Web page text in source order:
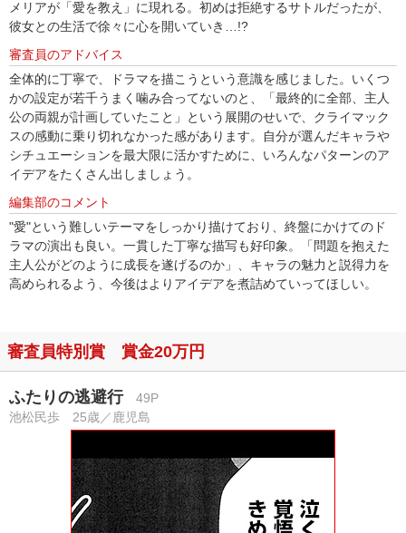
メリアが「愛を教え」に現れる。初めは拒絶するサトルだったが、
彼女との生活で徐々に心を開いていき…!?
審査員のアドバイス
全体的に丁寧で、ドラマを描こうという意識を感じました。いくつ
かの設定が若千うまく噛み合ってないのと、「最終的に全部、主人
公の両親が計画していたこと」という展開のせいで、クライマック
スの感動に乗り切れなかった感があります。自分が選んだキャラや
シチュエーションを最大限に活かすために、いろんなパターンのア
イデアをたくさん出しましょう。
編集部のコメント
"愛"という難しいテーマをしっかり描けており、終盤にかけてのド
ラマの演出も良い。一貫した丁寧な描写も好印象。「問題を抱えた
主人公がどのように成長を遂げるのか」、キャラの魅力と説得力を
高められるよう、今後はよりアイデアを煮詰めていってほしい。
審査員特別賞 賞金20万円
ふたりの逃避行49P
池松民歩 25歳／鹿児島